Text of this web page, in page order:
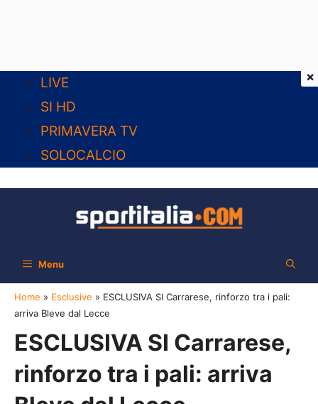
contenuto
LIVE
SI HD
PRIMAVERA TV
SOLOCALCIO
Menu
Home » Esclusive » ESCLUSIVA SI Carrarese, rinforzo tra i pali:
arriva Bleve dal Lecce
ESCLUSIVA SI Carrarese,
rinforzo tra i pali: arriva
×